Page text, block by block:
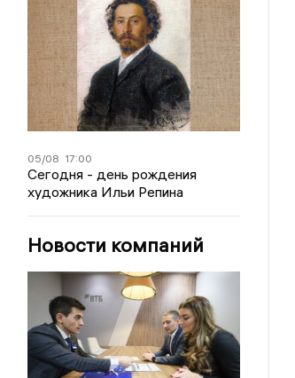
05/08 17:00
Сегодня - день рождения
художника Ильи Репина
Новости компаний